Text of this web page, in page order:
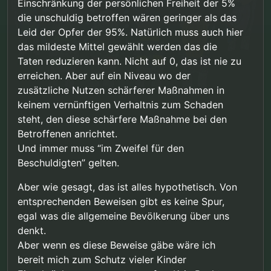
Einschränkung der persönlichen Freiheit der 5%
die unschuldig betroffen wären geringer als das
Leid der Opfer der 95%. Natürlich muss auch hier
das mildeste Mittel gewählt werden das die
Taten reduzieren kann. Nicht auf 0, das ist nie zu
erreichen. Aber auf ein Niveau wo der
zusätzliche Nutzen schärferer Maßnahmen in
keinem vernünftigen Verhaltnis zum Schaden
steht, den diese schärfere Maßnahme bei den
Betroffenen anrichtet.
Und immer muss “im Zweifel für den
Beschuldigten” gelten.
Aber wie gesagt, das ist alles hypothetisch. Von
entsprechenden Beweisen gibt es keine Spur,
egal was die allgemeine Bevölkerung über uns
denkt.
Aber wenn es diese Beweise gäbe wäre ich
bereit mich zum Schutz vieler Kinder